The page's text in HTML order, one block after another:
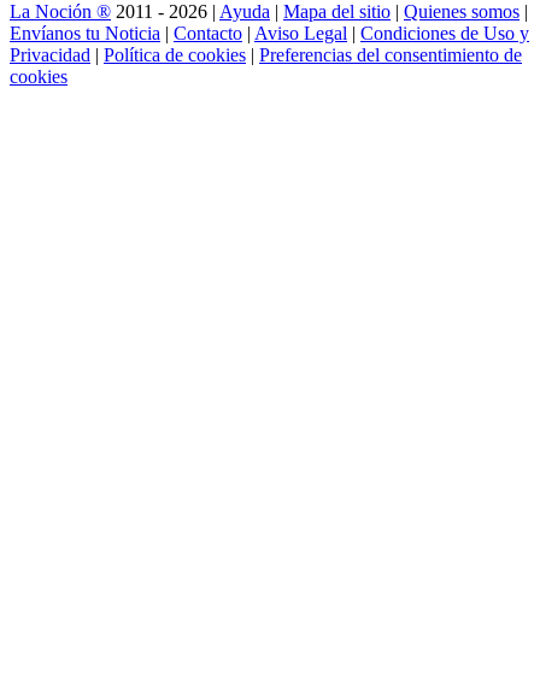
La Noción ® 2011 - 2026 | Ayuda | Mapa del sitio | Quienes somos |
Envíanos tu Noticia | Contacto | Aviso Legal | Condiciones de Uso y
Privacidad | Política de cookies | Preferencias del consentimiento de
cookies